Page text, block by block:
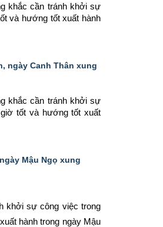
khắc cần tránh khởi sự
và hướng tốt xuất hành
ngày Canh Thân xung
khắc cần tránh khởi sự
giờ tốt và hướng tốt xuất
Mậu Ngọ xung
khởi sự công việc trong
hành trong ngày Mậu